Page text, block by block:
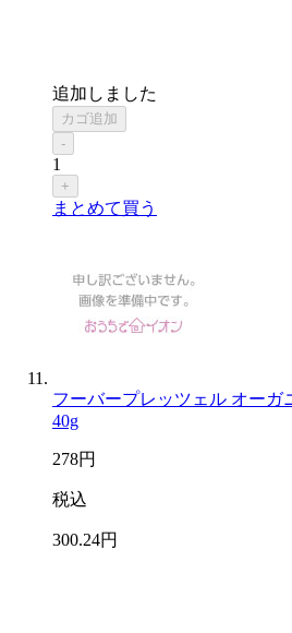
追加しました
カゴ追加
-
1
+
まとめて買う
フーバープレッツェル オーガ
40g
278円
税込
300.24円